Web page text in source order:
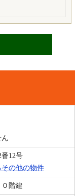
12号
の他の物件
階建